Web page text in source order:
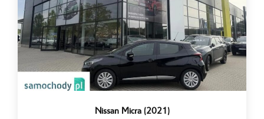
Nissan Micra (2021)